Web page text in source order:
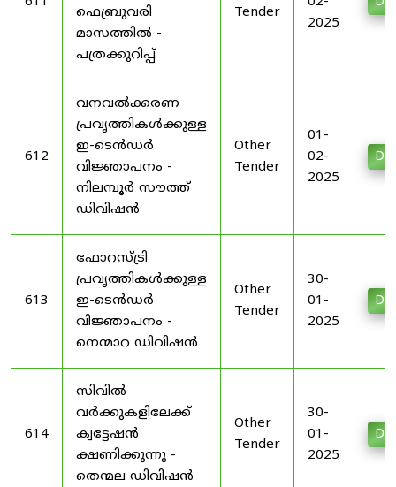
ഫെബ്രുവരി
മാസത്തിൽ -
പത്രക്കുറിപ്പ്
Tender
2025
612
വനവൽക്കരണ
പ്രവൃത്തികൾക്കുള്ള
ഇ-ടെൻഡർ
വിജ്ഞാപനം -
നിലമ്പൂർ സൗത്ത്
ഡിവിഷൻ
Other
Tender
01-
02-
2025
613
ഫോറസ്ട്രി
പ്രവൃത്തികൾക്കുള്ള
ഇ-ടെൻഡർ
വിജ്ഞാപനം -
നെന്മാറ ഡിവിഷൻ
Other
Tender
30-
01-
2025
614
സിവിൽ
വർക്കുകളിലേക്ക്
ക്വട്ടേഷൻ
ക്ഷണിക്കുന്നു -
തെന്മല ഡിവിഷൻ
Other
Tender
30-
01-
2025